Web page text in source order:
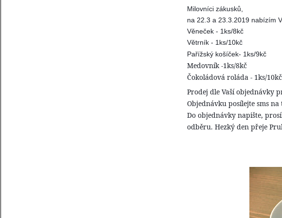
Milovníci zákusků,
na 22.3 a 23.3.2019 nabízím
Věneček - 1ks/8kč
Větrník - 1ks/10kč
Pařížský košíček- 1ks/9kč
Medovník -1ks/8kč
Čokoládová roláda - 1ks/10kč
Prodej dle Vaší objednávky
Objednávku posílejte sms
Do objednávky napište,
odběru. Hezký den přeje